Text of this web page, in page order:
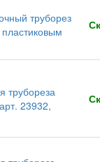
труборез
трубореза
23932,